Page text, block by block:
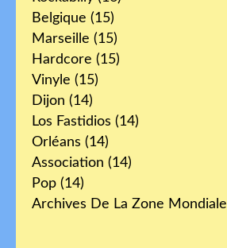
Belgique (15)
Marseille (15)
Hardcore (15)
Vinyle (15)
Dijon (14)
Los Fastidios (14)
Orléans (14)
Association (14)
Pop (14)
Archives De La Zone Mondiale